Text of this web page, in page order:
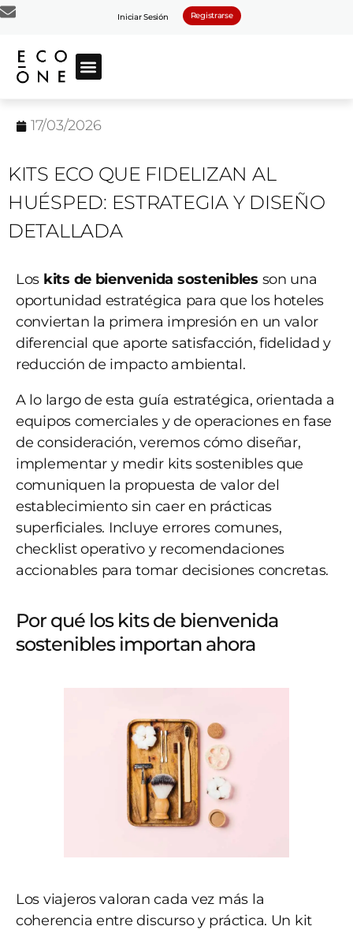
Iniciar Sesión Registrarse
17/03/2026
KITS ECO QUE FIDELIZAN AL
HUÉSPED: ESTRATEGIA Y DISEÑO
DETALLADA
Los kits de bienvenida sostenibles son una
oportunidad estratégica para que los hoteles
conviertan la primera impresión en un valor
diferencial que aporte satisfacción, fidelidad y
reducción de impacto ambiental.
A lo largo de esta guía estratégica, orientada a
equipos comerciales y de operaciones en fase
de consideración, veremos cómo diseñar,
implementar y medir kits sostenibles que
comuniquen la propuesta de valor del
establecimiento sin caer en prácticas
superficiales. Incluye errores comunes,
checklist operativo y recomendaciones
accionables para tomar decisiones concretas.
Por qué los kits de bienvenida
sostenibles importan ahora
Los viajeros valoran cada vez más la
coherencia entre discurso y práctica. Un kit